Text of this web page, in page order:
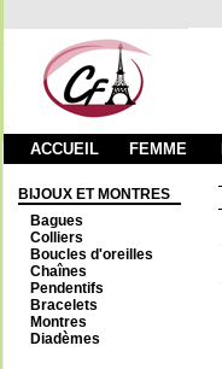
ACCUEIL FEMME
BIJOUX ET MONTRES
Bagues
Colliers
Boucles d'oreilles
Chaînes
Pendentifs
Bracelets
Montres
Diadèmes